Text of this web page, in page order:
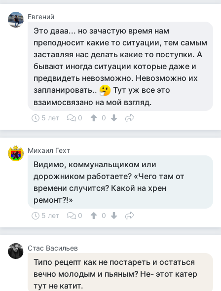
Евгений
Это дааа... но зачастую время нам
преподносит какие то ситуации, тем самым
заставляя нас делать какие то поступки. А
бывают иногда ситуации которые даже и
предвидеть невозможно. Невозможно их
запланировать..
Тут уж все это
взаимосвязано на мой взгляд.
5 лет 0 0
Михаил Гехт
Видимо, коммунальщиком или
дорожником работаете? «Чего там от
времени случится? Какой на хрен
ремонт?!»
5 лет 0 0
Стас Васильев
Типо рецепт как не постареть и остаться
вечно молодым и пьяным? Не- этот катер
тут не катит.